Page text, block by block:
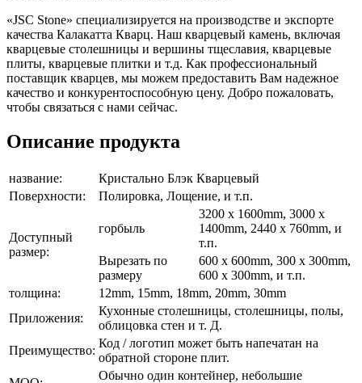
«JSC Stone» специализируется на производстве и экспорте
качества Калакатта Кварц. Наш кварцевый камень, включая
кварцевые столешницы и вершины тщеславия, кварцевые
плиты, кварцевые плитки и т.д. Как профессиональный
поставщик кварцев, мы можем предоставить Вам надежное
качество и конкурентоспособную цену. Добро пожаловать,
чтобы связаться с нами сейчас.
Описание продукта
название:
Кристально Блэк Кварцевый
Поверхности:
Полировка, Лощение, и т.п.
Доступный
размер:
горбыль
3200 x 1600mm, 3000 x
1400mm, 2440 x 760mm, и
т.п.
Вырезать по
размеру
600 x 600mm, 300 x 300mm,
600 x 300mm, и т.п.
толщина:
12mm, 15mm, 18mm, 20mm, 30mm
Приложения:
Кухонные столешницы, столешницы, полы,
облицовка стен и т. Д.
Преимущество:
Код / логотип может быть напечатан на
обратной стороне плит.
Обычно один контейнер, небольшие